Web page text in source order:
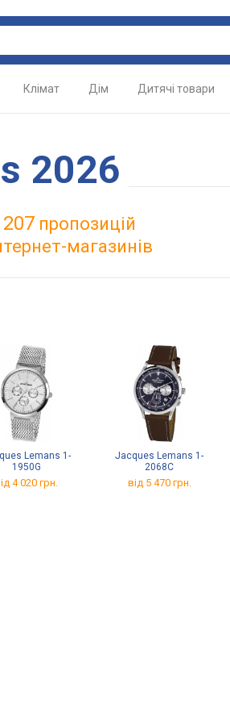
Клімат Дім Дитячі товари
2026
пропозицій
магазинів
Lemans 1-
1950G
4 020 грн.
Jacques Lemans 1-
2068C
від 5 470 грн.